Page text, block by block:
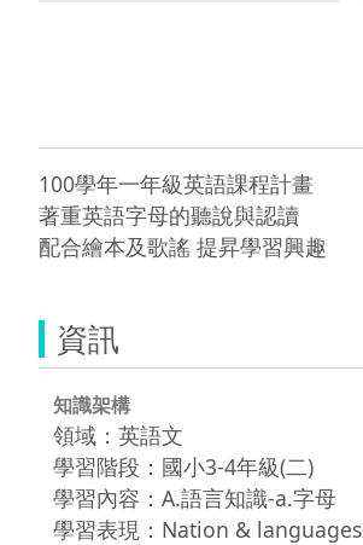
100學年一年級英語課程計畫
著重英語字母的聽說與認讀
配合繪本及歌謠 提昇學習興趣
資訊
知識架構
領域：英語文
學習階段：國小3-4年級(二)
學習內容：A.語言知識-a.字母
學習表現：Nation & languages